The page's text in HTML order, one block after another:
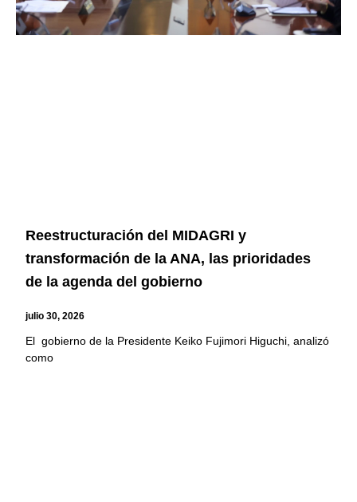
Reestructuración del MIDAGRI y
transformación de la ANA, las prioridades
de la agenda del gobierno
julio 30, 2026
El gobierno de la Presidente Keiko Fujimori Higuchi, analizó
como